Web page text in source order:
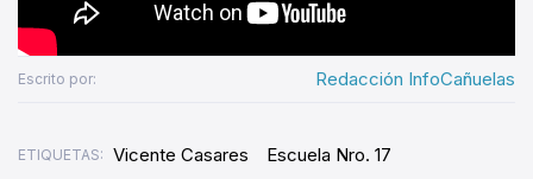
Escrito por: Redacción InfoCañuelas
ETIQUETAS: Vicente Casares Escuela Nro. 17